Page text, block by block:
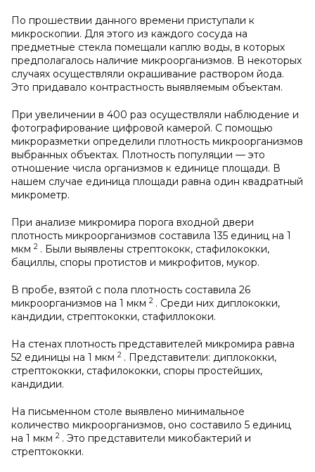
По прошествии данного времени приступали к
микроскопии. Для этого из каждого сосуда на
предметные стекла помещали каплю воды, в которых
предполагалось наличие микроорганизмов. В некоторых
случаях осуществляли окрашивание раствором йода.
Это придавало контрастность выявляемым объектам.
При увеличении в 400 раз осуществляли наблюдение и
фотографирование цифровой камерой. С помощью
микроразметки определили плотность микроорганизмов
выбранных объектах. Плотность популяции — это
отношение числа организмов к единице площади. В
нашем случае единица площади равна один квадратный
микрометр.
При анализе микромира порога входной двери
плотность микроорганизмов составила 135 единиц на 1
мкм 2 . Были выявлены стрептококк, стафилококки,
бациллы, споры протистов и микрофитов, мукор.
В пробе, взятой с пола плотность составила 26
микроорганизмов на 1 мкм 2 . Среди них диплококки,
кандидии, стрептококки, стафиллококи.
На стенах плотность представителей микромира равна
52 единицы на 1 мкм 2 . Представители: диплококки,
стрептококки, стафилококки, споры простейших,
кандидии.
На письменном столе выявлено минимальное
количество микроорганизмов, оно составило 5 единиц
на 1 мкм 2 . Это представители микобактерий и
стрептококки.